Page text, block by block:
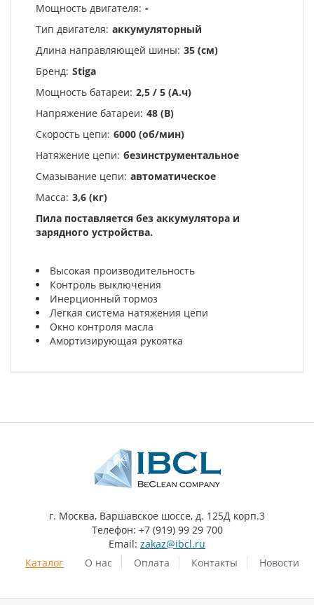
Мощность двигателя: -
Тип двигателя: аккумуляторный
Длина направляющей шины: 35 (см)
Бренд: Stiga
Мощность батареи: 2,5 / 5 (А.ч)
Напряжение батареи: 48 (В)
Скорость цепи: 6000 (об/мин)
Натяжение цепи: безинструментальное
Смазывание цепи: автоматическое
Масса: 3,6 (кг)
Пила поставляется без аккумулятора и
зарядного устройства.
Высокая производительность
Контроль выключения
Инерционный тормоз
Легкая система натяжения цепи
Окно контроля масла
Амортизирующая рукоятка
г. Москва, Варшавское шоссе, д. 125Д корп.3
Телефон: +7 (919) 99 29 700
Email: zakaz@ibcl.ru
Каталог
О нас Оплата Контакты Новости